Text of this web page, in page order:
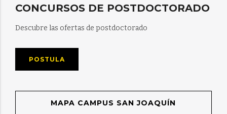
CONCURSOS DE POSTDOCTORADO
Descubre las ofertas de postdoctorado
POSTULA
MAPA CAMPUS SAN JOAQUÍN